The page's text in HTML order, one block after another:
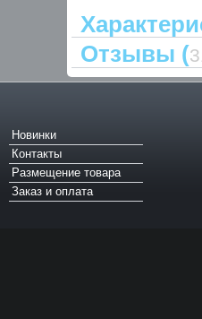
Отзывы (
Новинки
Контакты
Размещение товара
Заказ и оплата